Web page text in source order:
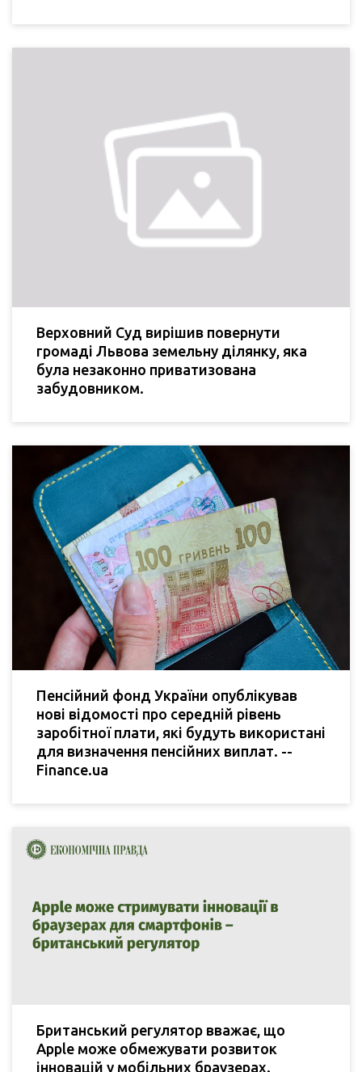
Верховний Суд вирішив повернути
громаді Львова земельну ділянку, яка
була незаконно приватизована
забудовником.
Пенсійний фонд України опублікував
нові відомості про середній рівень
заробітної плати, які будуть використані
для визначення пенсійних виплат. --
Finance.ua
Британський регулятор вважає, що
Apple може обмежувати розвиток
інновацій у мобільних браузерах.